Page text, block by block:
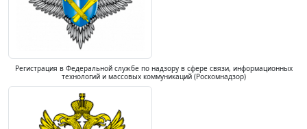
Регистрация в Федеральной службе по надзору в сфере связи, информационных
технологий и массовых коммуникаций (Роскомнадзор)